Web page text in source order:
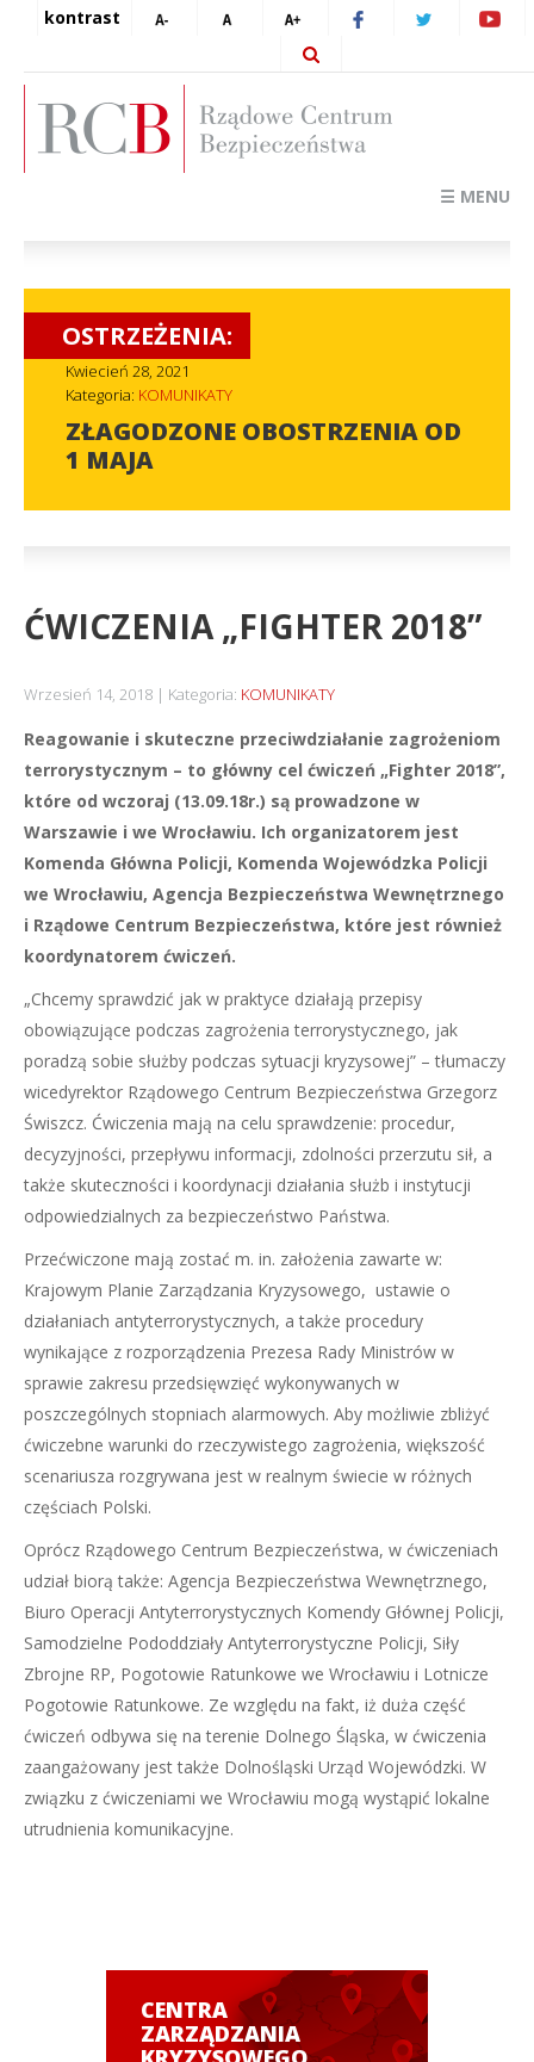
kontrast
☰ MENU
OSTRZEŻENIA:
Kwiecień 28, 2021
Kategoria: KOMUNIKATY
ZŁAGODZONE OBOSTRZENIA OD
1 MAJA
ĆWICZENIA „FIGHTER 2018”
Wrzesień 14, 2018 Kategoria: KOMUNIKATY
Reagowanie i skuteczne przeciwdziałanie zagrożeniom
terrorystycznym – to główny cel ćwiczeń „Fighter 2018”,
które od wczoraj (13.09.18r.) są prowadzone w
Warszawie i we Wrocławiu. Ich organizatorem jest
Komenda Główna Policji, Komenda Wojewódzka Policji
we Wrocławiu, Agencja Bezpieczeństwa Wewnętrznego
i Rządowe Centrum Bezpieczeństwa, które jest również
koordynatorem ćwiczeń.
„Chcemy sprawdzić jak w praktyce działają przepisy
obowiązujące podczas zagrożenia terrorystycznego, jak
poradzą sobie służby podczas sytuacji kryzysowej” – tłumaczy
wicedyrektor Rządowego Centrum Bezpieczeństwa Grzegorz
Świszcz. Ćwiczenia mają na celu sprawdzenie: procedur,
decyzyjności, przepływu informacji, zdolności przerzutu sił, a
także skuteczności i koordynacji działania służb i instytucji
odpowiedzialnych za bezpieczeństwo Państwa.
Przećwiczone mają zostać m. in. założenia zawarte w:
Krajowym Planie Zarządzania Kryzysowego, ustawie o
działaniach antyterrorystycznych, a także procedury
wynikające z rozporządzenia Prezesa Rady Ministrów w
sprawie zakresu przedsięwzięć wykonywanych w
poszczególnych stopniach alarmowych. Aby możliwie zbliżyć
ćwiczebne warunki do rzeczywistego zagrożenia, większość
scenariusza rozgrywana jest w realnym świecie w różnych
częściach Polski.
Oprócz Rządowego Centrum Bezpieczeństwa, w ćwiczeniach
udział biorą także: Agencja Bezpieczeństwa Wewnętrznego,
Biuro Operacji Antyterrorystycznych Komendy Głównej Policji,
Samodzielne Pododdziały Antyterrorystyczne Policji, Siły
Zbrojne RP, Pogotowie Ratunkowe we Wrocławiu i Lotnicze
Pogotowie Ratunkowe. Ze względu na fakt, iż duża część
ćwiczeń odbywa się na terenie Dolnego Śląska, w ćwiczenia
zaangażowany jest także Dolnośląski Urząd Wojewódzki. W
związku z ćwiczeniami we Wrocławiu mogą wystąpić lokalne
utrudnienia komunikacyjne.
CENTRA
ZARZĄDZANIA